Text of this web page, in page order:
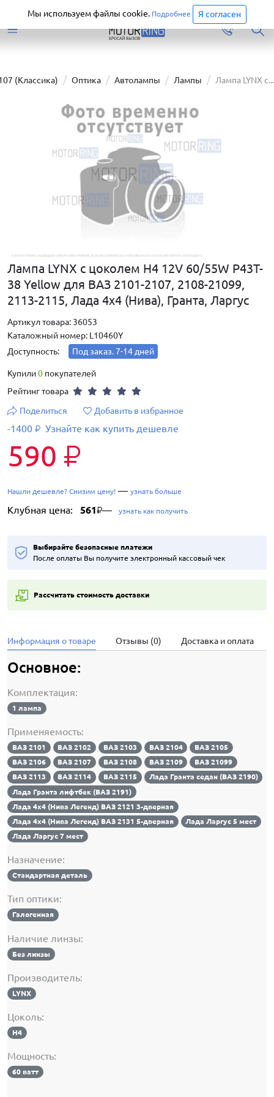
Перейти
(Классика) Оптика Автолампы Лампы Лампа LYNX с...
Лампа LYNX с цоколем H4 12V 60/55W P43T-
38 Yellow для ВАЗ 2101-2107, 2108-21099,
2113-2115, Лада 4х4 (Нива), Гранта, Ларгус
Артикул товара: 36053
Каталожный номер: L10460Y
Доступность:
Под заказ. 7-14 дней
Купили0 покупателей
Рейтинг товара
Поделиться
Добавить в избранное
-1400 ₽ Узнайте как купить дешевле
590 ₽
Нашли дешевле? Снизим цену! — узнать больше
Клубная цена: 561₽— узнать как получить
Выбирайте безопасные платежи
После оплаты Вы получите электронный кассовый чек
Рассчитать стоимость доставки
Информация о товаре Отзывы (0) Доставка и оплата
Основное:
Комплектация:
1 лампа
Применяемость:
ВАЗ 2101 ВАЗ 2102 ВАЗ 2103 ВАЗ 2104
ВАЗ 2105
ВАЗ 2106
ВАЗ 2107 ВАЗ 2108 ВАЗ 2109
ВАЗ 21099
ВАЗ 2113
ВАЗ 2114 ВАЗ 2115
Лада Гранта седан (ВАЗ 2190)
Лада Гранта лифтбек (ВАЗ 2191)
Лада 4х4 (Нива Легенд) ВАЗ 2121 3-дверная
Лада 4х4 (Нива Легенд) ВАЗ 2131 5-дверная
Лада Ларгус 5 мест
Лада Ларгус 7 мест
Назначение:
Стандартная деталь
Тип оптики:
Галогенная
Наличие линзы:
Без линзы
Производитель:
LYNX
Цоколь:
H4
Мощность:
60 ватт
Мы используем файлы cookie. Подробнее Я согласен